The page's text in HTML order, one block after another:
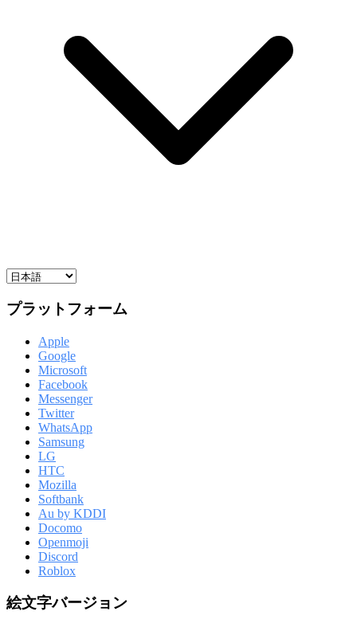
プラットフォーム
Apple
Google
Microsoft
Facebook
Messenger
Twitter
WhatsApp
Samsung
LG
HTC
Mozilla
Softbank
Au by KDDI
Docomo
Openmoji
Discord
Roblox
絵文字バージョン